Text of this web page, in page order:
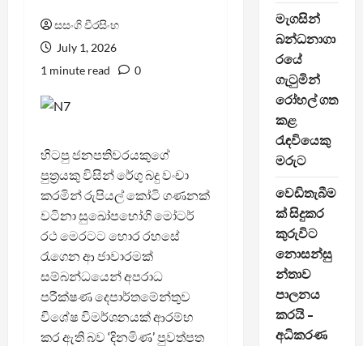
සසංගි වීරසිංහ
July 1, 2026
1 minute read
0
හිටපු ජනපතිවරයකුගේ
පුත්‍රයකු විසින් රේගු බදු වංචා
කරමින් රුපියල් කෝටි ගණනක්
වටිනා සු‍ඛෝපභෝගි මෝටර්
රථ මෙරටට හොර රහසේ
රැගෙන ආ ජාවාරමක්
සම්බන්ධයෙන් අපරාධ
පරීක්ෂණ දෙපාර්තමේන්තුව
විශේෂ විමර්ශනයක් ආරම්භ
කර ඇති බව ‘දිනමිණ’ පුවත්පත
මැගසින්
බන්ධනාගා
රයේ
ගැටුමින්
රෝහල් ගත
කළ
රැඳවියෙකු
මරුට
වෙඩිතැබීම
ක් සිදුකර
කුරුවිට
නොසන්සු
න්තාව
පාලනය
කරයි –
අධිකරණ